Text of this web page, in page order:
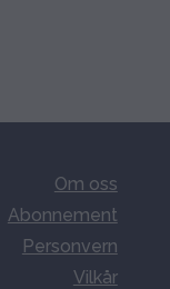
Om oss
Abonnement
Personvern
Vilkår